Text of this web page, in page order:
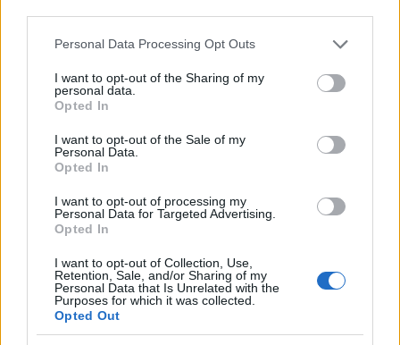
Please note that this website/app uses one or more Google
not limited to your visit or usage behaviour. You may click to
grant or deny consent to Google and its third-party tags to
use your data for below specified purposes in below Google
consent section.
Personal Data Processing Opt Outs
I want to opt-out of the Sharing of my
personal data.
Opted In
I want to opt-out of the Sale of my
Personal Data.
Opted In
I want to opt-out of processing my
Personal Data for Targeted Advertising.
Opted In
I want to opt-out of Collection, Use,
Retention, Sale, and/or Sharing of my
Personal Data that Is Unrelated with the
Purposes for which it was collected.
Opted Out
Σχόλια
Σχολίασε εδώ
50 /50
Και τα Audi με έως 10
χλμ.
Το λογισμικό της Ford
πίστας περίπου